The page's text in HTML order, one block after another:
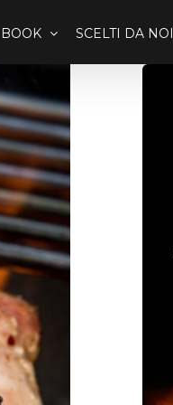
BOOK SCELTI DA NOI